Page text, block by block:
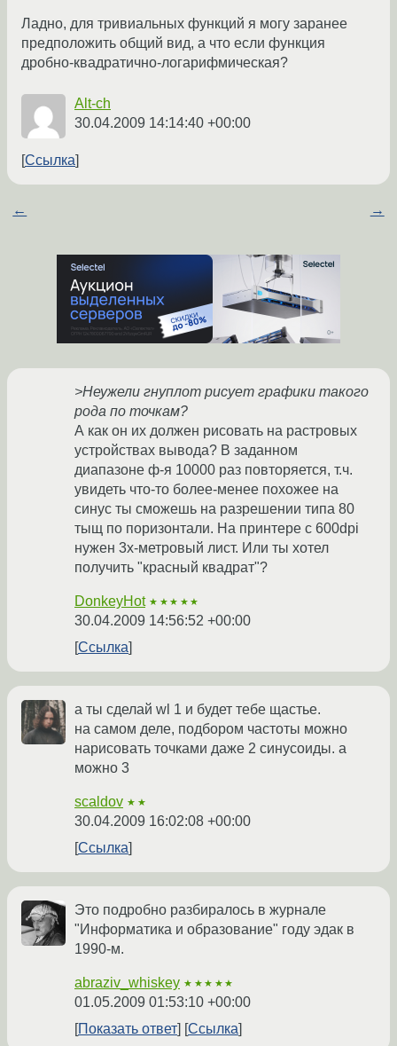
Ладно, для тривиальных функций я могу заранее
предположить общий вид, а что если функция
дробно-квадратично-логарифмическая?
Alt-ch
30.04.2009 14:14:40 +00:00
Ссылка
← →
>Неужели гнуплот рисует графики такого
рода по точкам?
А как он их должен рисовать на растровых
устройствах вывода? В заданном
диапазоне ф-я 10000 раз повторяется, т.ч.
увидеть что-то более-менее похожее на
синус ты сможешь на разрешении типа 80
тыщ по поризонтали. На принтере с 600dpi
нужен 3х-метровый лист. Или ты хотел
получить "красный квадрат"?
DonkeyHot ★★★★★
30.04.2009 14:56:52 +00:00
Ссылка
а ты сделай wl 1 и будет тебе щастье.
на самом деле, подбором частоты можно
нарисовать точками даже 2 синусоиды. а
можно 3
scaldov ★★
30.04.2009 16:02:08 +00:00
Ссылка
Это подробно разбиралось в журнале
"Информатика и образование" году эдак в
1990-м.
abraziv_whiskey ★★★★★
01.05.2009 01:53:10 +00:00
Показать ответ
Ссылка